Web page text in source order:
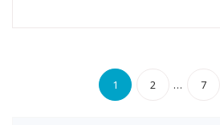
Pagination
1 2 … 7